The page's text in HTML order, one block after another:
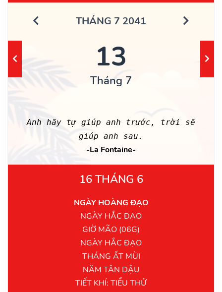
THÁNG 7 2041
13
Tháng 7
Anh hãy tự giúp anh trước, trời sẽ
giúp anh sau.
-La Fontaine-
16 THÁNG 6
NGÀY HOÀNG ĐẠO
NGÀY HẮC ĐẠO
GIỜ MÃO (06G)
NGÀY HẮC ĐẠO
THÁNG ẤT MÙI
NĂM TÂN DẬU
TIẾT KHÍ: TIỂU THỬ